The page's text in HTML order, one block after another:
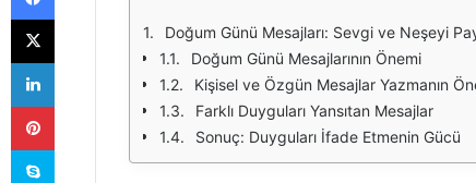
Doğum Günü Mesajları: Sevgi ve Neşeyi
Doğum Günü Mesajlarının Önemi
Kişisel ve Özgün Mesajlar Yazmanın
Farklı Duyguları Yansıtan Mesajlar
Sonuç: Duyguları İfade Etmenin Gücü
X
LinkedIn
Pinterest
Skype